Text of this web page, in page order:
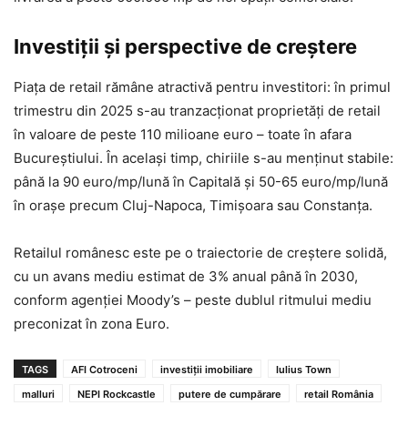
Investiții și perspective de creștere
Piața de retail rămâne atractivă pentru investitori: în primul
trimestru din 2025 s-au tranzacționat proprietăți de retail
în valoare de peste 110 milioane euro – toate în afara
Bucureștiului. În același timp, chiriile s-au menținut stabile:
până la 90 euro/mp/lună în Capitală și 50-65 euro/mp/lună
în orașe precum Cluj-Napoca, Timișoara sau Constanța.
Retailul românesc este pe o traiectorie de creștere solidă,
cu un avans mediu estimat de 3% anual până în 2030,
conform agenției Moody’s – peste dublul ritmului mediu
preconizat în zona Euro.
TAGS AFI Cotroceni investiții imobiliare
Iulius Town
malluri
NEPI Rockcastle putere de cumpărare retail România